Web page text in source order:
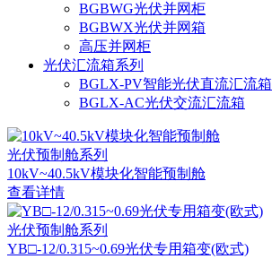
BGBWG光伏并网柜
BGBWX光伏并网箱
高压并网柜
光伏汇流箱系列
BGLX-PV智能光伏直流汇流箱
BGLX-AC光伏交流汇流箱
光伏预制舱系列
10kV~40.5kV模块化智能预制舱
查看详情
光伏预制舱系列
YB□-12/0.315~0.69光伏专用箱变(欧式)